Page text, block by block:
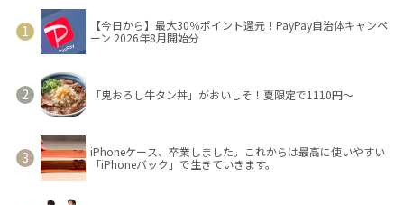
【今日から】最大30％ポイント還元！PayPay自治体キャンペ
ーン 2026年8月開始分
「鬼おろし牛タン丼」がおいしそ！夏限定で1110円～
iPhoneケース、卒業しました。これからは最高に使いやすい
「iPhoneバック」で生きていきます。